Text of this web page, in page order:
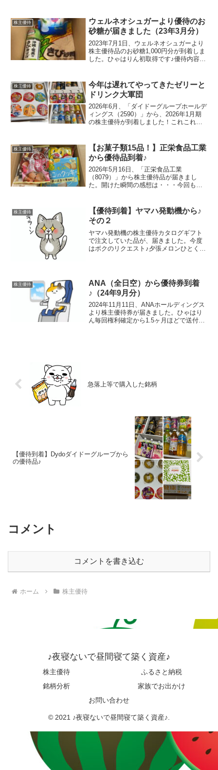
ます今回届いた優待の中身はこちら今回
は2名義分ということ...
株主優待
ウェルネオシュガーより優待のお
砂糖が届きました（23年3月分）
2023年7月1日、ウェルネオシュガーより
株主優待品のお砂糖1,000円分が到着しま
した。ひゃはりん初取得です♪優待内容毎
間優待内容3年未満1,000円相当の自社
グ...
株主優待
今年は遅れてやってきたゼリーと
ドリンク大軍団
2026年6月、「ダイドーグループホールデ
ィングス（2590）」から、2026年1月期
の株主優待が到着しました！これこれ。
今年は「あれ？まだ来ないな…」と少し
ソワソワ。...
株主優待
【お菓子類15品！】正栄食品工業
から優待品到着♪
2026年5月16日、「正栄食品工業
（8079）」から株主優待品が届きまし
た。開けた瞬間の感想は・・・今回も詰
は、マロングラッセ、ロカボブランと5つ
の素材クッキー、しま...
株主優待
【優待到着】ヤマハ発動機から♪
その２
ヤマハ発動機の株主優待カタログギフト
で注文していた品が、届きました。今度
はボクのリクエスト♪夕張メロンひとくち
すが、しっかり...
株主優待
ANA（全日空）から優待券到着
♪（24年9月分）
2024年11月11日、ANAホールディングス
より株主優待券が届きました。ひゃはり
ん毎回権利確定から1.5ヶ月ほどで送付さ
急落上等で購入した銘柄
【優待到着】Dydoダイドーグループから
の優待品♪
コメント
コメントを書き込む
ホーム 株主優待
♪夜寝ないで昼間寝て築く資産♪
株主優待
ふるさと納税
銘柄分析
家族でお出かけ
お問い合わせ
© 2021 ♪夜寝ないで昼間寝て築く資産♪.